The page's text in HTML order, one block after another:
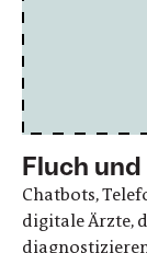
Fluch und
Chatbots,
digitale Ärzte,